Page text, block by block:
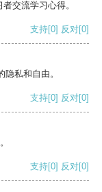
交流学习心得。
支持[0] 反对[0]
私和自由。
支持[0] 反对[0]
支持[0] 反对[0]